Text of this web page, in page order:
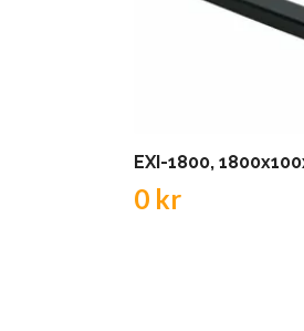
EXI-1800,
0 kr